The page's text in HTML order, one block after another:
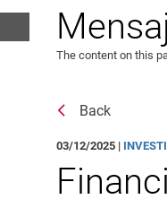
The content on this
Back
03/12/2025 |